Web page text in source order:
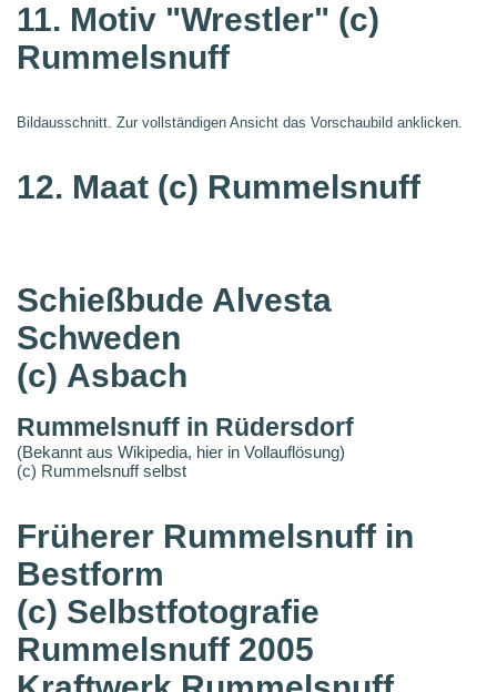
11. Motiv "Wrestler" (c)
Rummelsnuff
Bildausschnitt. Zur vollständigen Ansicht das Vorschaubild anklicken.
12. Maat (c) Rummelsnuff
Schießbude Alvesta
Schweden
(c) Asbach
Rummelsnuff in Rüdersdorf
(Bekannt aus Wikipedia, hier in Vollauflösung)
(c) Rummelsnuff selbst
Früherer Rummelsnuff in
Bestform
(c) Selbstfotografie
Rummelsnuff 2005